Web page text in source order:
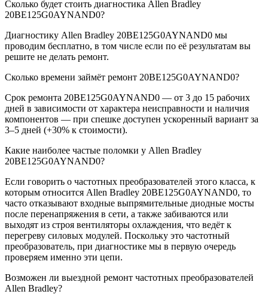
Сколько будет стоить диагностика Allen Bradley
20BE125G0AYNAND0?
Диагностику Allen Bradley 20BE125G0AYNAND0 мы
проводим бесплатно, в том числе если по её результатам вы
решите не делать ремонт.
Сколько времени займёт ремонт 20BE125G0AYNAND0?
Срок ремонта 20BE125G0AYNAND0 — от 3 до 15 рабочих
дней в зависимости от характера неисправности и наличия
компонентов — при спешке доступен ускоренный вариант за
3–5 дней (+30% к стоимости).
Какие наиболее частые поломки у Allen Bradley
20BE125G0AYNAND0?
Если говорить о частотных преобразователей этого класса, к
которым относится Allen Bradley 20BE125G0AYNAND0, то
часто отказывают входные выпрямительные диодные мосты
после перенапряжения в сети, а также забиваются или
выходят из строя вентиляторы охлаждения, что ведёт к
перегреву силовых модулей. Поскольку это частотный
преобразователь, при диагностике мы в первую очередь
проверяем именно эти цепи.
Возможен ли выездной ремонт частотных преобразователей
Allen Bradley?